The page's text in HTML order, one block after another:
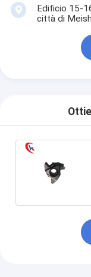
Edificio 15-
città di